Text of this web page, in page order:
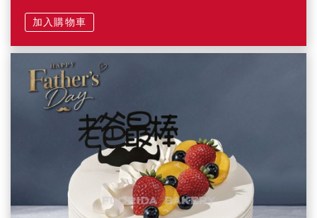
加入購物車